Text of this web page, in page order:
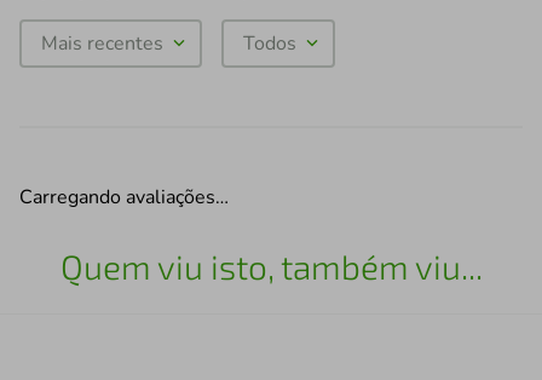
Mais recentes Todos
Carregando avaliações…
Quem viu isto, também viu...